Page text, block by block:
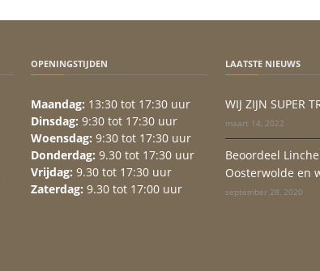
OPENINGSTIJDEN
Maandag: 13:30 tot 17:30 uur
Dinsdag: 9:30 tot 17:30 uur
Woensdag: 9:30 tot 17:30 uur
Donderdag: 9.30 tot 17:30 uur
Vrijdag: 9.30 tot 17:30 uur
Zaterdag: 9.30 tot 17:00 uur
LAATSTE NIEUWS
WIJ ZIJN SUPER
maart 14, 2022
Beoordeel
Oosterwolde en
september 28, 2020